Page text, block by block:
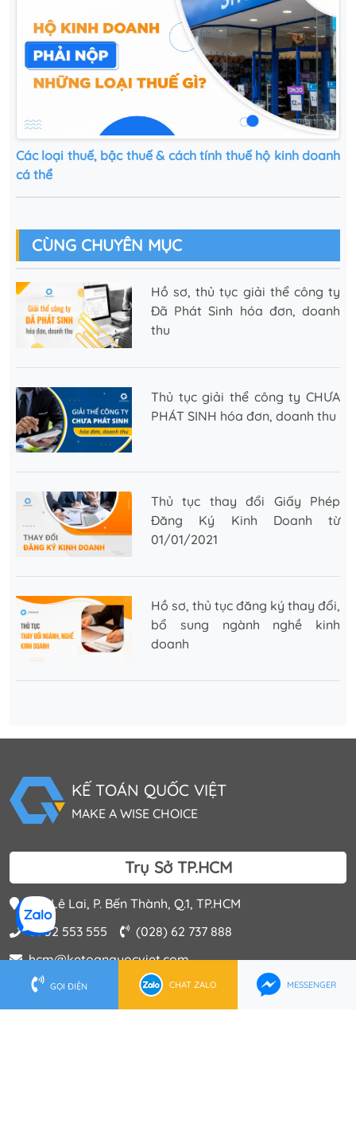
Các loại thuế, bậc thuế & cách tính thuế hộ kinh doanh
cá thể
CÙNG CHUYÊN MỤC
Hồ sơ, thủ tục giải thể công ty
Đã Phát Sinh hóa đơn, doanh
thu
Thủ tục giải thể công ty CHƯA
PHÁT SINH hóa đơn, doanh thu
Thủ tục thay đổi Giấy Phép
Đăng Ký Kinh Doanh từ
01/01/2021
Hồ sơ, thủ tục đăng ký thay đổi,
bổ sung ngành nghề kinh
doanh
KẾ TOÁN QUỐC VIỆT
MAKE A WISE CHOICE
Trụ Sở TP.HCM
202 Lê Lai, P. Bến Thành, Q.1, TP.HCM
0902 553 555
(028) 62 737 888
hcm@ketoanquocviet.com
Trụ Sở Hà Nội
GỌI ĐIỆN CHAT ZALO MESSENGER